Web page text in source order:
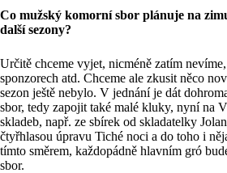
Co mužský komorní sbor plánuje na
další sezony?
Určitě chceme vyjet, nicméně zatím
sponzorech atd. Chceme ale zkusit něco
sezon ještě nebylo. V jednání je dát
sbor, tedy zapojit také malé kluky, nyní na
skladeb, např. ze sbírek od skladatelky
čtyřhlasou úpravu Tiché noci a do toho i
tímto směrem, každopádně hlavním gró
sbor.